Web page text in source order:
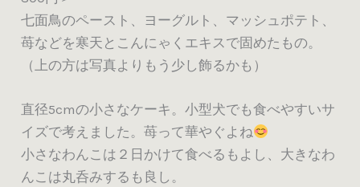
七面鳥のペースト、ヨーグルト、マッシュポテト、
苺などを寒天とこんにゃくエキスで固めたもの。
（上の方は写真よりもう少し飾るかも）
直径5cmの小さなケーキ。小型犬でも食べやすいサ
イズで考えました。苺って華やぐよね
小さなわんこは２日かけて食べるもよし、大きなわ
んこは丸呑みするも良し。